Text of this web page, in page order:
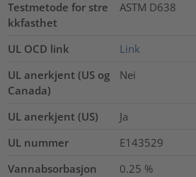
Testmetode for stre
kkfasthet
ASTM D638
UL OCD link
Link
UL anerkjent (US og
Canada)
Nei
UL anerkjent (US)
Ja
UL nummer
E143529
Vannabsorbasjon
0.25 %